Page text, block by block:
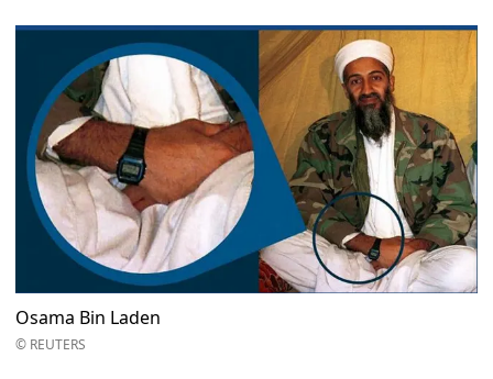
Osama Bin Laden
© REUTERS